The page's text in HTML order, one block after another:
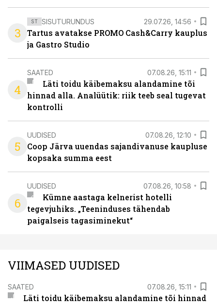
3
ST SISUTURUNDUS 29.07.26, 14:56
Tartus avatakse PROMO Cash&Carry kauplus
ja Gastro Studio
4
SAATED 07.08.26, 15:11
Läti toidu käibemaksu alandamine tõi
hinnad alla. Analüütik: riik teeb seal tugevat
kontrolli
5
UUDISED 07.08.26, 12:10
Coop Järva uuendas sajandivanuse kaupluse
kopsaka summa eest
6
UUDISED 07.08.26, 10:58
Kümne aastaga kelnerist hotelli
tegevjuhiks. „Teeninduses tähendab
paigalseis tagasiminekut“
VIIMASED UUDISED
SAATED 07.08.26, 15:11
Läti toidu käibemaksu alandamine tõi hinnad